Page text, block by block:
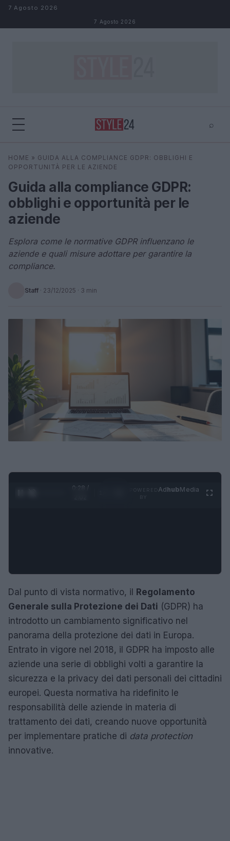
Salta al contenuto
7 Agosto 2026
7 Agosto 2026
⌕
Cerca
HOME » GUIDA ALLA COMPLIANCE GDPR: OBBLIGHI E
OPPORTUNITÀ PER LE AZIENDE
Guida alla compliance GDPR:
obblighi e opportunità per le
aziende
Esplora come le normative GDPR influenzano le
aziende e quali misure adottare per garantire la
compliance.
Staff · 23/12/2025 · 3 min
0:29 /
AdhubMedia
Dal punto di vista normativo, il Regolamento
Generale sulla Protezione dei Dati (GDPR) ha
introdotto un cambiamento significativo nel
panorama della protezione dei dati in Europa.
Entrato in vigore nel 2018, il GDPR ha imposto alle
aziende una serie di obblighi volti a garantire la
sicurezza e la privacy dei dati personali dei cittadini
europei. Questa normativa ha ridefinito le
responsabilità delle aziende in materia di
trattamento dei dati, creando nuove opportunità
per implementare pratiche di data protection
innovative.